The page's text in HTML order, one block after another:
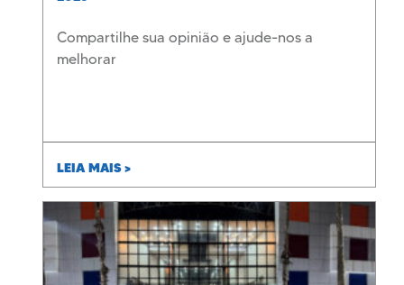
Compartilhe sua opinião e ajude-nos a
melhorar
LEIA MAIS >